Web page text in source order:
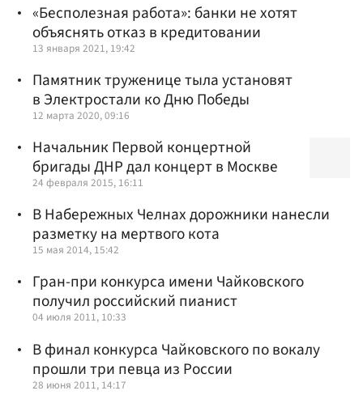
«Бесполезная работа»: банки не хотят
объяснять отказ в кредитовании
13 января 2021, 19:42
Памятник труженице тыла установят
в Электростали ко Дню Победы
12 марта 2020, 09:16
Начальник Первой концертной
бригады ДНР дал концерт в Москве
24 февраля 2015, 16:11
В Набережных Челнах дорожники нанесли
разметку на мертвого кота
15 мая 2014, 15:42
Гран-при конкурса имени Чайковского
получил российский пианист
04 июля 2011, 10:33
В финал конкурса Чайковского по вокалу
прошли три певца из России
28 июня 2011, 14:17